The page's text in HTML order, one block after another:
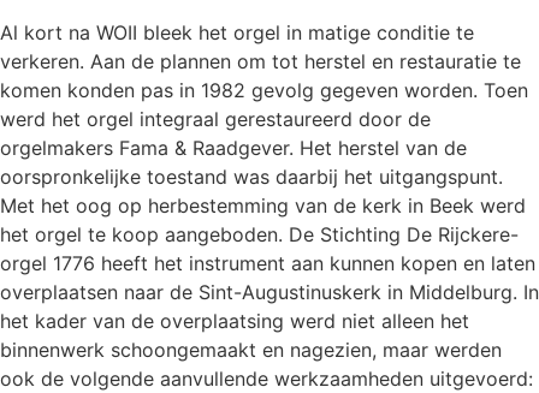
Al kort na WOII bleek het orgel in matige conditie te
verkeren. Aan de plannen om tot herstel en restauratie te
komen konden pas in 1982 gevolg gegeven worden. Toen
werd het orgel integraal gerestaureerd door de
orgelmakers Fama & Raadgever. Het herstel van de
oorspronkelijke toestand was daarbij het uitgangspunt.
Met het oog op herbestemming van de kerk in Beek werd
het orgel te koop aangeboden. De Stichting De Rijckere-
orgel 1776 heeft het instrument aan kunnen kopen en laten
overplaatsen naar de Sint-Augustinuskerk in Middelburg. In
het kader van de overplaatsing werd niet alleen het
binnenwerk schoongemaakt en nagezien, maar werden
ook de volgende aanvullende werkzaamheden uitgevoerd: